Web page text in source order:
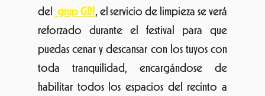
del grup GBI , el servicio de limpieza se verá
reforzado durante el festival para que
puedas cenar y descansar con los tuyos con
toda tranquilidad, encargándose de
habilitar todos los espacios del recinto a